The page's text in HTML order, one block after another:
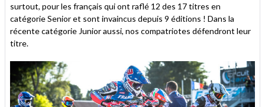
surtout, pour les français qui ont raflé 12 des 17 titres en
catégorie Senior et sont invaincus depuis 9 éditions ! Dans la
récente catégorie Junior aussi, nos compatriotes défendront leur
titre.